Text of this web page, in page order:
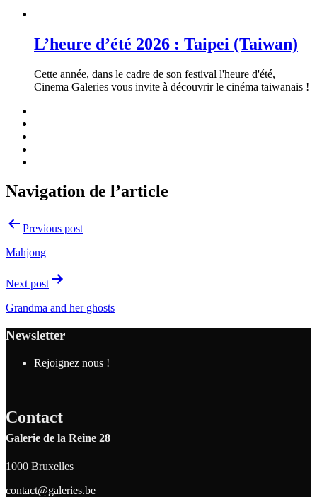
L’heure d’été 2026 : Taipei (Taiwan)
Cette année, dans le cadre de son festival l'heure d'été,
Cinema Galeries vous invite à découvrir le cinéma taiwanais !
Navigation de l’article
Previous post
Mahjong
Next post
Grandma and her ghosts
Newsletter
Rejoignez nous !
Contact
Galerie de la Reine 28
1000 Bruxelles
contact@galeries.be